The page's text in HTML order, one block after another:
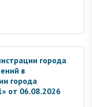
города
в
города
от 06.08.2026